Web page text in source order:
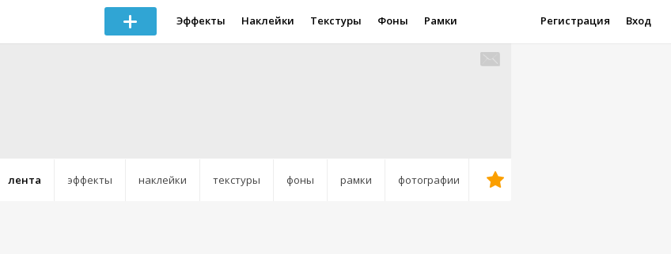
Эффекты Наклейки Текстуры Фоны Рамки Регистрация Вход
лента эффекты наклейки текстуры фоны рамки фотографии